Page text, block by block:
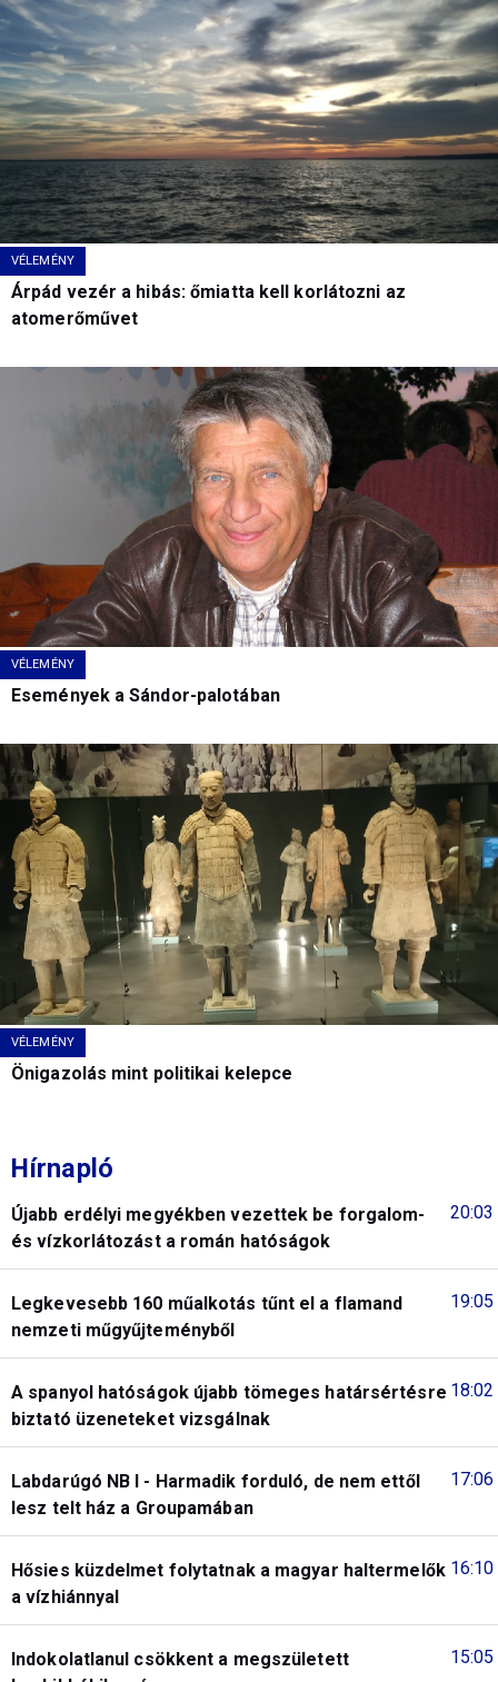
VÉLEMÉNY
Árpád vezér a hibás: őmiatta kell korlátozni az
atomerőművet
VÉLEMÉNY
Események a Sándor-palotában
VÉLEMÉNY
Önigazolás mint politikai kelepce
Hírnapló
20:03
Újabb erdélyi megyékben vezettek be forgalom-
és vízkorlátozást a román hatóságok
19:05
Legkevesebb 160 műalkotás tűnt el a flamand
nemzeti műgyűjteményből
18:02
A spanyol hatóságok újabb tömeges határsértésre
biztató üzeneteket vizsgálnak
17:06
Labdarúgó NB I - Harmadik forduló, de nem ettől
lesz telt ház a Groupamában
16:10
Hősies küzdelmet folytatnak a magyar haltermelők
a vízhiánnyal
15:05
Indokolatlanul csökkent a megszületett